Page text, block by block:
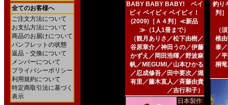
全てのお客様へ
ご注文方法について
お支払方法について
商品のお届けについて
パンフレットの状態
返品・交換について
メンバーについて
プライバシーポリシー
利用規約について
特定商取引法に基づく
表示
BABY BABY BABY! ベイ
ビィ ベイビィ ベイビィ！
(2009)［Ａ４判］≪新品
≫（1人1冊まで）
（観月ありさ／松下由樹／
谷原章介／神田うの／伊藤
かずえ／岡田浩暉／野波麻
帆／MEGUMI／山本ひかる
／忍成修吾／田中要次／堀
有里／藤木直人／斉藤由貴
／吉行和子）
日本製作
釣り
判
（
椎
泰
／
桐